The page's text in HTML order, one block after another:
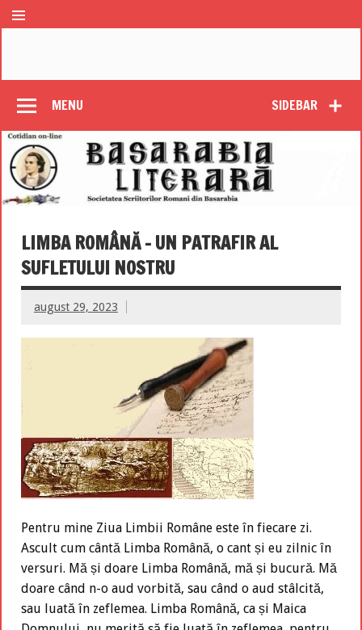
SIDEBAR
MENU
LIMBA ROMÂNĂ – UN PATRAFIR AL
SUFLETULUI NOSTRU
august 29, 2023
Pentru mine Ziua Limbii Române este în fiecare zi.
Ascult cum cântă Limba Română, o cant și eu zilnic în
versuri. Mă și doare Limba Română, mă și bucură. Mă
doare când n-o aud vorbită, sau când o aud stâlcită,
sau luată în zeflemea. Limba Română, ca și Maica